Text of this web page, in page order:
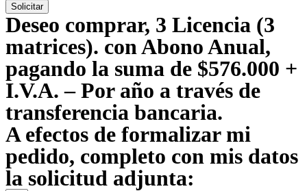
Solicitar
Deseo comprar, 3 Licencia (3
matrices). con Abono Anual,
pagando la suma de $576.000 +
I.V.A. – Por año a través de
transferencia bancaria.
A efectos de formalizar mi
pedido, completo con mis datos
la solicitud adjunta: